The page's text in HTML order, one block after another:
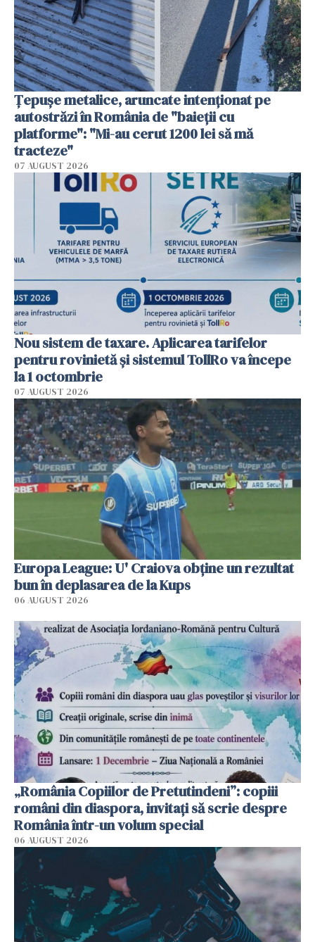
Țepușe metalice, aruncate intenționat pe
autostrăzi în România de "baieții cu
platforme": "Mi-au cerut 1200 lei să mă
tracteze"
07 AUGUST 2026
Nou sistem de taxare. Aplicarea tarifelor
pentru rovinietă şi sistemul TollRo va începe
la 1 octombrie
07 AUGUST 2026
Europa League: U' Craiova obține un rezultat
bun în deplasarea de la Kups
06 AUGUST 2026
„România Copiilor de Pretutindeni”: copiii
români din diaspora, invitați să scrie despre
România într-un volum special
06 AUGUST 2026